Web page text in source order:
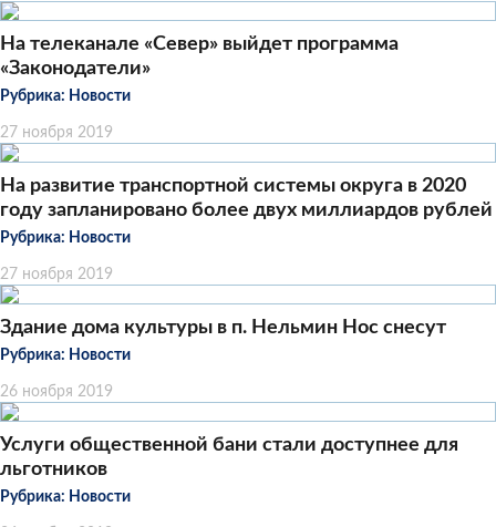
На телеканале «Север» выйдет программа
«Законодатели»
Рубрика: Новости
27 ноября 2019
На развитие транспортной системы округа в 2020
году запланировано более двух миллиардов рублей
Рубрика: Новости
27 ноября 2019
Здание дома культуры в п. Нельмин Нос снесут
Рубрика: Новости
26 ноября 2019
Услуги общественной бани стали доступнее для
льготников
Рубрика: Новости